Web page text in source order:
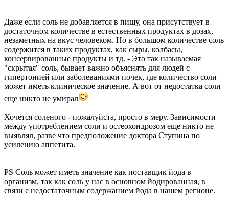
Даже если соль не добавляется в пищу, она присутствует в
достаточном количестве в естественных продуктах в дозах,
незаметных на вкус человеком. Но в большом количестве соль
содержится в таких продуктах, как сыры, колбасы,
консервированные продукты и тд. - Это так называемая
"скрытая" соль, бывает важно объяснять для людей с
гипертонией или заболеваниями почек, где количество соли
может иметь клиническое значение. А вот от недостатка соли
еще никто не умирал
Хочется соленого - пожалуйста, просто в меру. Зависимости
между употреблением соли и остеохондрозом еще никто не
выявлял, разве что предположение доктора Ступина по
усилению аппетита.
PS Соль может иметь значение как поставщик йода в
организм, так как соль у нас в основном йодированная, в
связи с недостаточным содержанием йода в нашем регионе.